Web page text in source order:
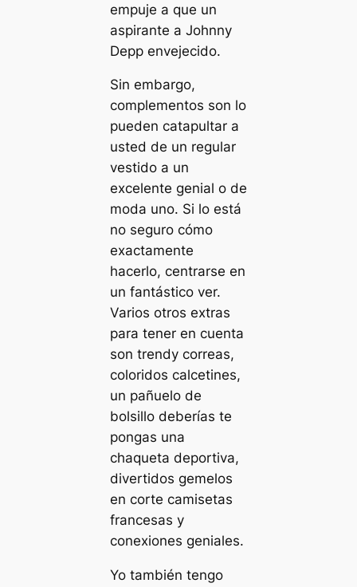
empuje a que un
aspirante a Johnny
Depp envejecido.
Sin embargo,
complementos son lo
pueden catapultar a
usted de un regular
vestido a un
excelente genial o de
moda uno. Si lo está
no seguro cómo
exactamente
hacerlo, centrarse en
un fantástico ver.
Varios otros extras
para tener en cuenta
son trendy correas,
coloridos calcetines,
un pañuelo de
bolsillo deberías te
pongas una
chaqueta deportiva,
divertidos gemelos
en corte camisetas
francesas y
conexiones geniales.
Yo también tengo